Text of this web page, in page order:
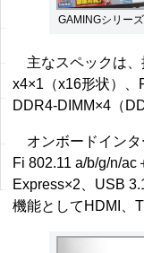
GAMINGシリー
主なスペックは、
x4×1（x16形状）、
DDR4-DIMM×4（
オンボードインタ
Fi 802.11 a/b/g/n/
Express×2、USB
機能としてHDMI、